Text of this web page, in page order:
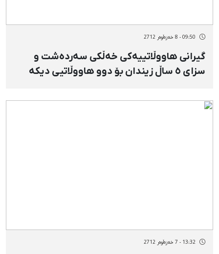
09:50 - 8 خەزەڵوەر 2712
گیرانی هاووڵاتییەكی خەڵكی سەردەشت و
سزای ٥ ساڵ زیندان بۆ دوو هاووڵاتیی دیكە
13:32 - 7 خەزەڵوەر 2712